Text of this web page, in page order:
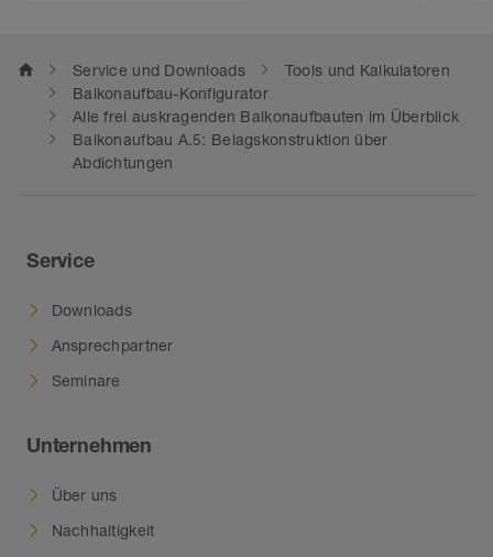
im Verbund über die Randprofile
bis zur Entwässerungsrinne – bei
unseren Systemlösungen für
Balkone und Terrassen passt alles
zusammen. Für Neubau und
home Service und Downloads
Tools und Kalkulatoren
Balkonaufbau-Konfigurator
Alle frei auskragenden Balkonaufbauten im Überblick
Balkonaufbau A.5: Belagskonstruktion über
Abdichtungen
Service
Downloads
Ansprechpartner
Seminare
Unternehmen
Über uns
Nachhaltigkeit